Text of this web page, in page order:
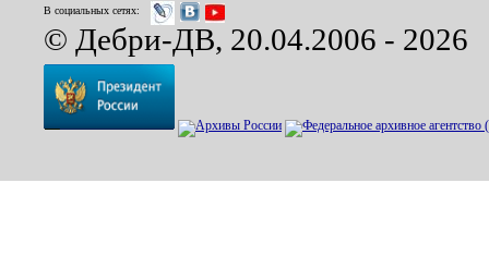
В социальных сетях:
© Дебри-ДВ, 20.04.2006 - 2026